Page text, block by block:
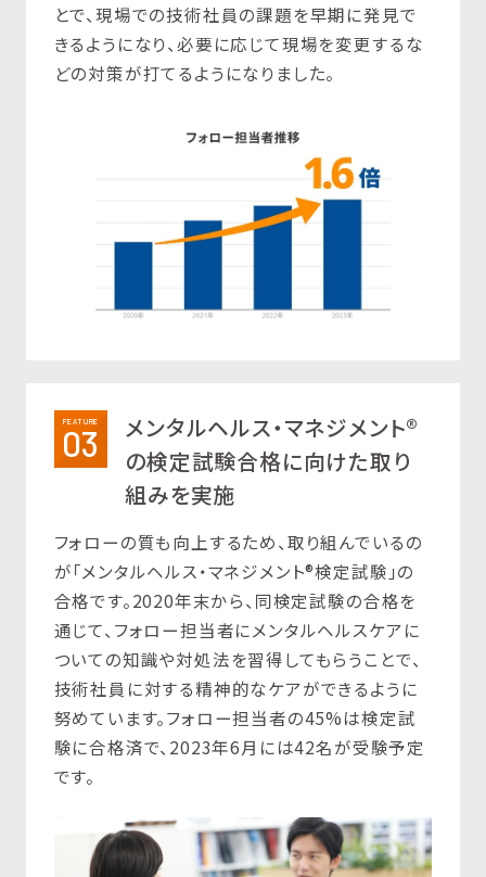
とで、現場での技術社員の課題を早期に発見で
きるようになり、必要に応じて現場を変更するな
どの対策が打てるようになりました。
FEATURE
03
メンタルヘルス・マネジメント®
の検定試験合格に向けた取り
組みを実施
フォローの質も向上するため、取り組んでいるの
が「メンタルヘルス・マネジメント®検定試験」の
合格です。2020年末から、同検定試験の合格を
通じて、フォロー担当者にメンタルヘルスケアに
ついての知識や対処法を習得してもらうことで、
技術社員に対する精神的なケアができるように
努めています。フォロー担当者の45%は検定試
験に合格済で、2023年6月には42名が受験予定
です。